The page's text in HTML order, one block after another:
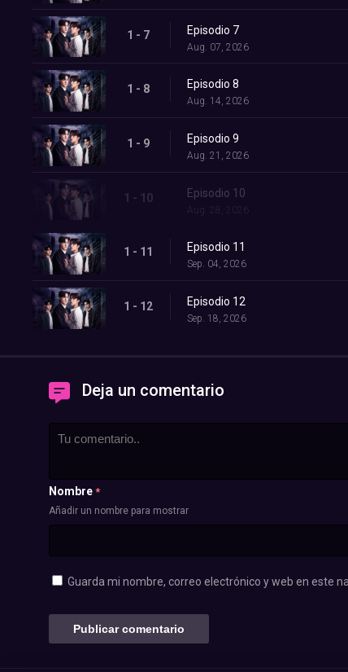
1 - 7 Episodio 7
Aug. 07, 2026
1 - 8 Episodio 8
Aug. 14, 2026
1 - 9 Episodio 9
Aug. 21, 2026
1 - 10 Episodio 10
Aug. 28, 2026
1 - 11 Episodio 11
Sep. 04, 2026
1 - 12 Episodio 12
Sep. 18, 2026
Deja un comentario
Nombre *
Añadir un nombre para mostrar
Guarda mi nombre, correo electrónico y web en este